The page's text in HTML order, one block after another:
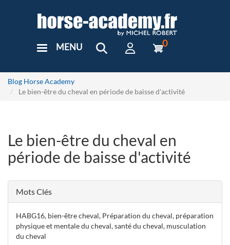
User
Custom
MENU 0
Blog Horse Academy
Le bien-être du cheval en période de baisse d'activité
Le bien-être du cheval en
période de baisse d'activité
Mots Clés
HABG16, bien-être cheval, Préparation du cheval, préparation
physique et mentale du cheval, santé du cheval, musculation
du cheval